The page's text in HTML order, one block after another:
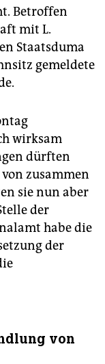
Betroffen
mit L.
Staatsduma
gemeldete
wirksam
dürften
zusammen
sie nun aber
der
habe die
der
von